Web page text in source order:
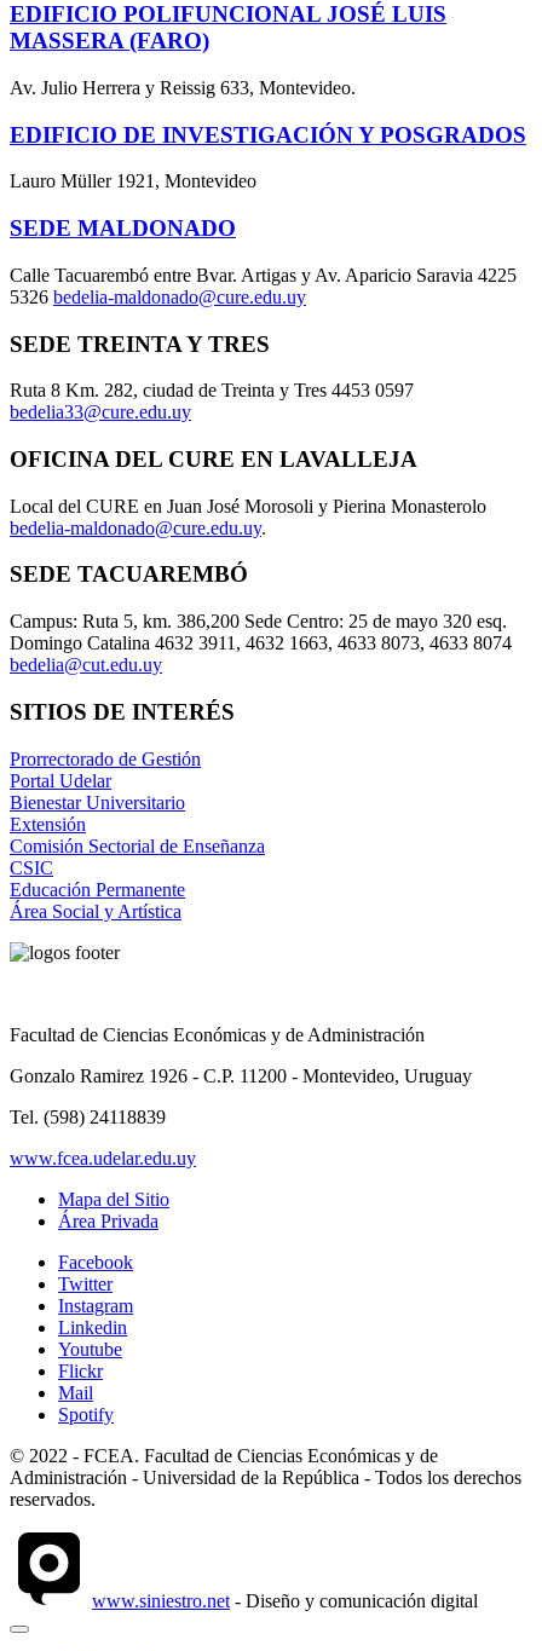
EDIFICIO POLIFUNCIONAL JOSÉ LUIS
MASSERA (FARO)
Av. Julio Herrera y Reissig 633, Montevideo.
EDIFICIO DE INVESTIGACIÓN Y POSGRADOS
Lauro Müller 1921, Montevideo
SEDE MALDONADO
Calle Tacuarembó entre Bvar. Artigas y Av. Aparicio Saravia 4225
5326 bedelia-maldonado@cure.edu.uy
SEDE TREINTA Y TRES
Ruta 8 Km. 282, ciudad de Treinta y Tres 4453 0597
bedelia33@cure.edu.uy
OFICINA DEL CURE EN LAVALLEJA
Local del CURE en Juan José Morosoli y Pierina Monasterolo
bedelia-maldonado@cure.edu.uy.
SEDE TACUAREMBÓ
Campus: Ruta 5, km. 386,200 Sede Centro: 25 de mayo 320 esq.
Domingo Catalina 4632 3911, 4632 1663, 4633 8073, 4633 8074
bedelia@cut.edu.uy
SITIOS DE INTERÉS
Prorrectorado de Gestión
Portal Udelar
Bienestar Universitario
Extensión
Comisión Sectorial de Enseñanza
CSIC
Educación Permanente
Área Social y Artística
Facultad de Ciencias Económicas y de Administración
Gonzalo Ramirez 1926 - C.P. 11200 - Montevideo, Uruguay
Tel. (598) 24118839
www.fcea.udelar.edu.uy
Mapa del Sitio
Área Privada
Facebook
Twitter
Instagram
Linkedin
Youtube
Flickr
Mail
Spotify
© 2022 - FCEA. Facultad de Ciencias Económicas y de
Administración - Universidad de la República - Todos los derechos
reservados.
www.siniestro.net - Diseño y comunicación digital